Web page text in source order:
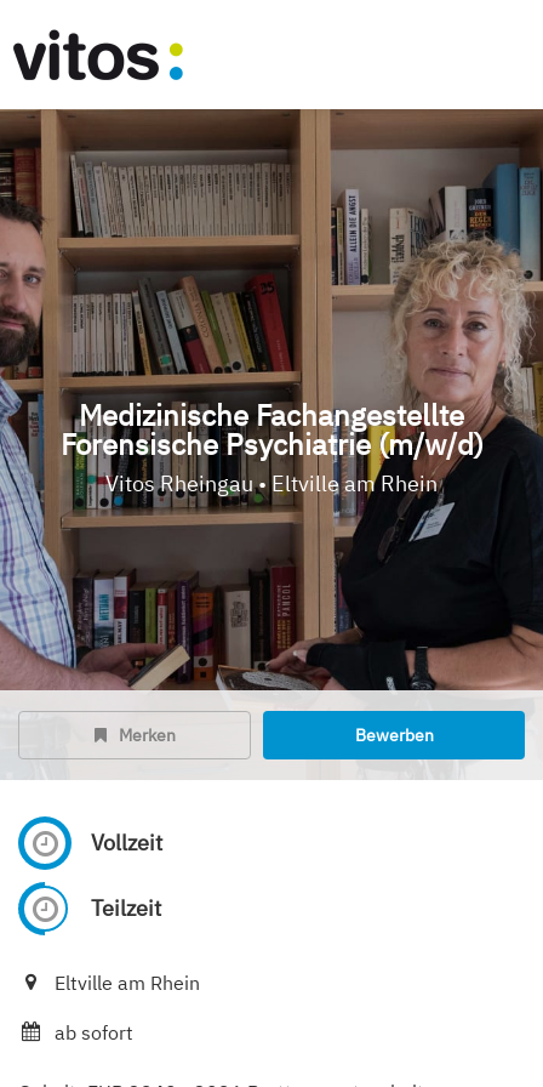
Medizinische Fachangestellte
Forensische Psychiatrie (m/w/d)
Vitos Rheingau • Eltville am Rhein
Merken Bewerben
Vollzeit
Teilzeit
Eltville am Rhein
ab sofort